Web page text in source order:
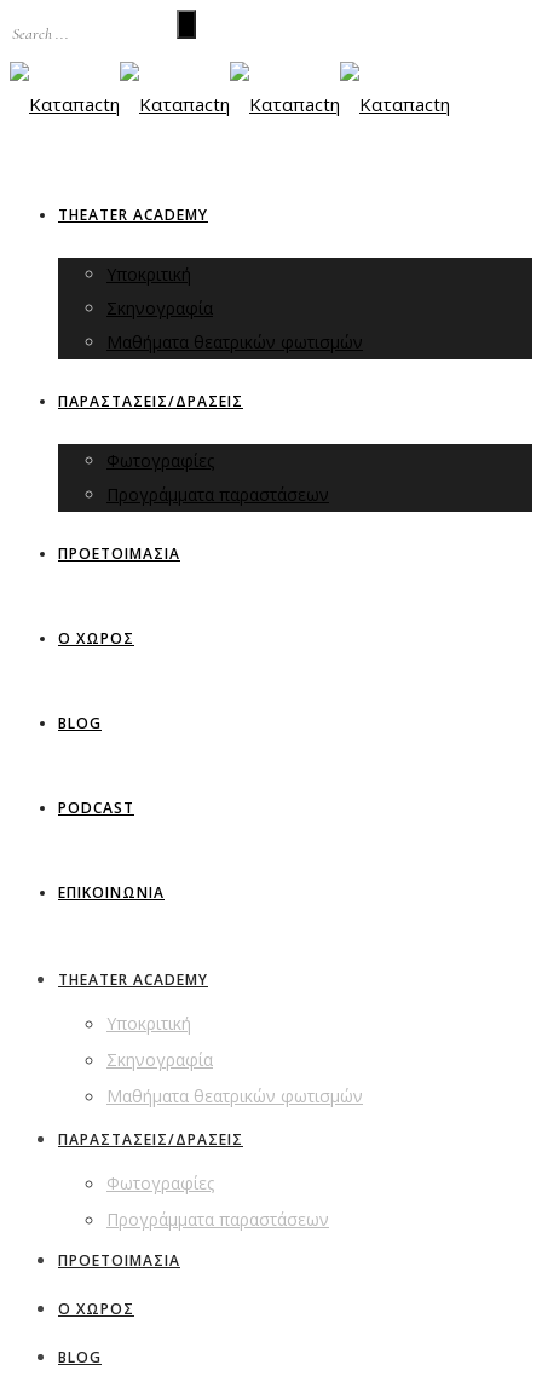
THEATER ACADEMY
Υποκριτική
Σκηνογραφία
Μαθήματα θεατρικών φωτισμών
ΠΑΡΑΣΤΑΣΕΙΣ/ΔΡΑΣΕΙΣ
Φωτογραφίες
Προγράμματα παραστάσεων
ΠΡΟΕΤΟΙΜΑΣΙΑ
Ο ΧΩΡΟΣ
BLOG
PODCAST
ΕΠΙΚΟΙΝΩΝΙΑ
THEATER ACADEMY
Υποκριτική
Σκηνογραφία
Μαθήματα θεατρικών φωτισμών
ΠΑΡΑΣΤΑΣΕΙΣ/ΔΡΑΣΕΙΣ
Φωτογραφίες
Προγράμματα παραστάσεων
ΠΡΟΕΤΟΙΜΑΣΙΑ
Ο ΧΩΡΟΣ
BLOG